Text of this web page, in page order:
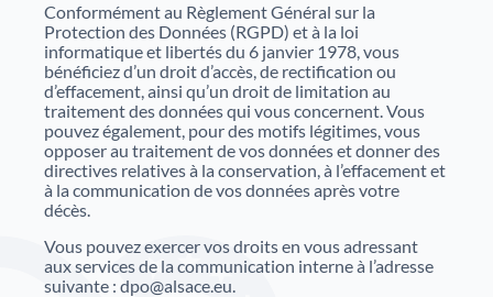
Conformément au Règlement Général sur la
Protection des Données (RGPD) et à la loi
informatique et libertés du 6 janvier 1978, vous
bénéficiez d’un droit d’accès, de rectification ou
d’effacement, ainsi qu’un droit de limitation au
traitement des données qui vous concernent. Vous
pouvez également, pour des motifs légitimes, vous
opposer au traitement de vos données et donner des
directives relatives à la conservation, à l’effacement et
à la communication de vos données après votre
décès.
Vous pouvez exercer vos droits en vous adressant
aux services de la communication interne à l’adresse
suivante : dpo@alsace.eu.